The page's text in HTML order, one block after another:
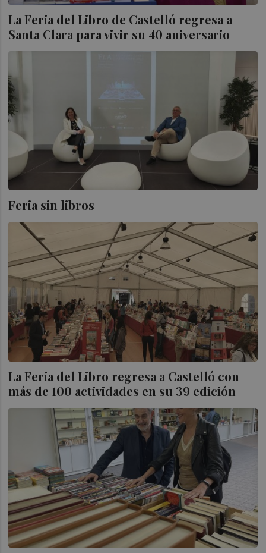
La Feria del Libro de Castelló regresa a
Santa Clara para vivir su 40 aniversario
Feria sin libros
La Feria del Libro regresa a Castelló con
más de 100 actividades en su 39 edición